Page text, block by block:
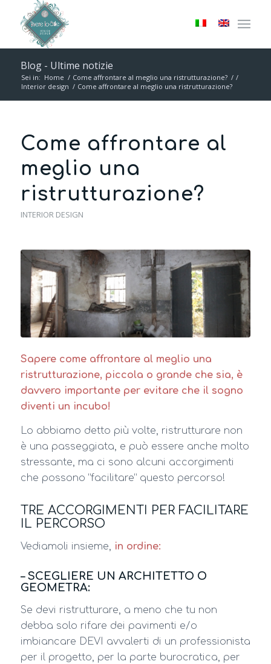
Blog - Ultime notizie
Sei in: Home / Come affrontare al meglio una ristrutturazione? / /
Interior design / Come affrontare al meglio una ristrutturazione?
Come affrontare al
meglio una
ristrutturazione?
INTERIOR DESIGN
Sapere come affrontare al meglio una
ristrutturazione, piccola o grande che sia, è
davvero importante per evitare che il sogno
diventi un incubo!
Lo abbiamo detto più volte, ristrutturare non
è una passeggiata, e può essere anche molto
stressante, ma ci sono alcuni accorgimenti
che possono “facilitare” questo percorso!
TRE ACCORGIMENTI PER FACILITARE
IL PERCORSO
Vediamoli insieme, in ordine:
– SCEGLIERE UN ARCHITETTO O
GEOMETRA:
Se devi ristrutturare, a meno che tu non
debba solo rifare dei pavimenti e/o
imbiancare DEVI avvalerti di un professionista
per il progetto, per la parte burocratica, per